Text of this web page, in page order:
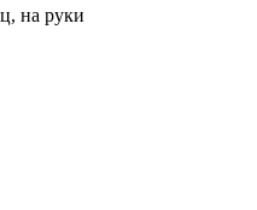
на руки